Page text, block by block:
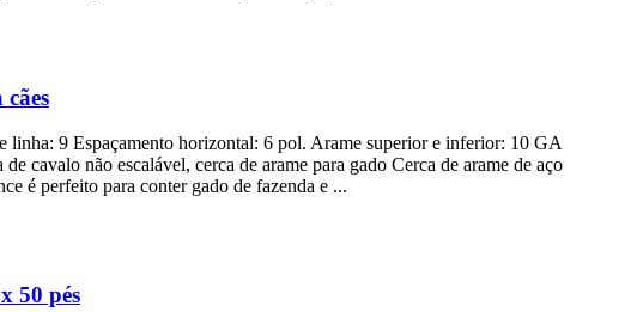
9 Espaçamento horizontal: 6 pol. Arame superior e inferior: 10 GA
cavalo não escalável, cerca de arame para gado Cerca de arame de aço
é perfeito para conter gado de fazenda e ...
50 pés